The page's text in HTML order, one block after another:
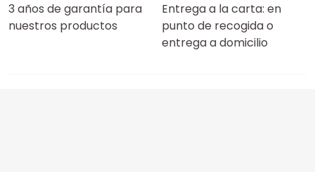
3 años de garantía para
nuestros productos
Entrega a la carta: en
punto de recogida o
entrega a domicilio